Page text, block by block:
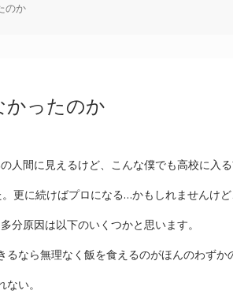
のか
ったのか
人間に見えるけど、こんな僕でも高校に入る
更に続けばプロになる…かもしれませんけど
分原因は以下のいくつかと思います。
なら無理なく飯を食えるのがほんのわずか
い。